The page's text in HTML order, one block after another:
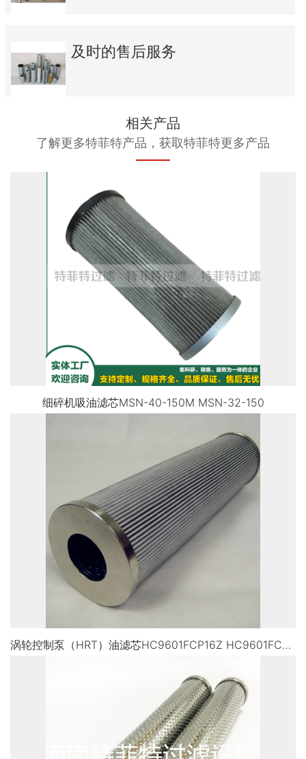
及时的售后服务
相关产品
了解更多特菲特产品，获取特菲特更多产品
细碎机吸油滤芯MSN-40-150M MSN-32-150
涡轮控制泵（HRT）油滤芯HC9601FСP16Z HC9601FCP13Z